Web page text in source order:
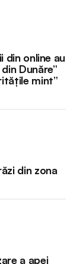
din online au
Dunăre”
mint”
din zona
a apei